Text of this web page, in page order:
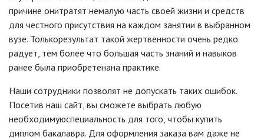
причине онитратят немалую часть своей жизни и средств
для честного присутствия на каждом занятии в выбранном
вузе. Толькорезультат такой жертвенности очень редко
радует, тем более что большая часть знаний и навыков
ранее была приобретенана практике.
Наши сотрудники позволят не допускать таких ошибок.
Посетив наш сайт, вы сможете выбрать любую
необходимуюспециальность для того, чтобы купить
диплом бакалавра. Для оформления заказа вам даже не